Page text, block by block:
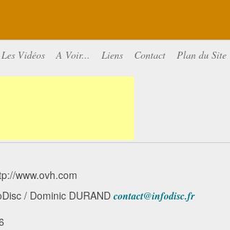
Les Vidéos A Voir... Liens Contact Plan du Site
www.ovh.com
/ Dominic DURAND contact@infodisc.fr